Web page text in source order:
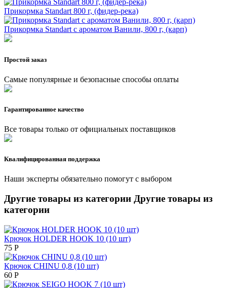
Прикормка Standart 800 г, (фидер-река)
Прикормка Standart с ароматом Ванили, 800 г, (карп)
Простой заказ
Самые популярные и безопасные способы оплаты
Гарантированное качество
Все товары только от официальных поставщиков
Квалифицированная поддержка
Наши эксперты обязательно помогут с выбором
Другие товары из категории Другие товары из
категории
Крючок HOLDER HOOK 10 (10 шт)
75 Р
Крючок CHINU 0,8 (10 шт)
60 Р